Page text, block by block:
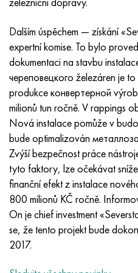
Dalším úspěchem — získání
expertní komise. To bylo
dokumentaci na stavbu
череповецкого železáren je
produkce конвертерной
milionů tun ročně. V rappings
Nová instalace pomůže v
bude optimalizován
Zvýší bezpečnost práce
tyto faktory, lze očekávat
finanční efekt z instalace
800 milionů KČ ročně.
On je chief investment
se, že tento projekt bude
2017.
Inotherm
incotest
Jette M152
Kobalt 6B
maraging 250
René 41
Maraging 300
Maraging 350
MP35N
47ND
47НХР
49 KF
49K2F, 49K2FA-VI
Slitina 50N
Slitina 50NP
50 NHS
Slitina 52N
52K12F
HN62VMYUT
HN62MVKYU
HN63 MB
XN65VM
KhN65VMTYu
KhN67MVTYu
KhN68VKTYU
KhN68VMTYUK-vd
KhN70VMTYu
VT-35
PT-1M
PT-3V
PT-7M
2B
SPT-2 sv
AT3
3M
TL3
1.4466 - AISI 310MoLn
Slitina Al6xn
15-7Ph® - 1,4532
PH 13-8 Po - 1,4534
1,4542 - 17-4Ph®
Custom 455® - 1.4543 - uns
1,4545 - 15-5Ph®
1,4548 - 17-4Ph®
1,4550 - AISI 347
10X17H13M3T
10X18N18Yu4D
11X11N2V2MF
12Х18Н9Т
13X11N2V2MF
15x11mf
15x12vnmf
15H12H2MVFAB
15X16K5N2MVFAB
2,0872, CuNi10Fe1Mn,
Silikonový hliníkový bronz
CW301G, C64200
křemíkový bronz
C65500, CuAl11Fe3
C65620, CuSi3Fe2Zn3
C65100, CuSi 1,5
Cín-olověný bronz
c92200, CuSn6Zn4Pb2
Červená mosaz
C84400, CuSn2ZnPb
C83600, CuSn5ZnPb
45G2, 45g2, AISI 1144
Legovaná konstrukční ocel
10g2, 10g2, AISI 1513
12X2H4A, 15NiCr13, 1,5752
AC14, 11SMnPb30
20G, 20mn5
20XH3A, AISI 4320, 20hn3a
20HM, 24CrMo5, 20hm
25KhGM, 20CrMo5, 1,7264
Р6М5, 1.3343, hs6-5-2, sw7m
Р6М5К5, 1,3243, hs6-5-2-5
R6M5F3, 1,3344, hs6-5-3
Р9М4К8,1,3207
R12F3, 1,3318, sw12
P18, 1,3355, hs18-0-1, sw18
Uhlíková ocel
У10,1.1645, C105W1
11G12, 110G13L, X120Mn12